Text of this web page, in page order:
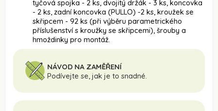
tyčová spojka - 2 ks, dvojitý držák - 3 ks, koncovka
- 2 ks, zadní koncovka (PULLO) -2 ks, kroužek se
skřipcem - 92 ks (při výběru parametrického
příslušenství s kroužky se skřipcemi), šrouby a
hmoždinky pro montáž.
NÁVOD NA ZAMĚŘENÍ
Podívejte se, jak je to snadné.